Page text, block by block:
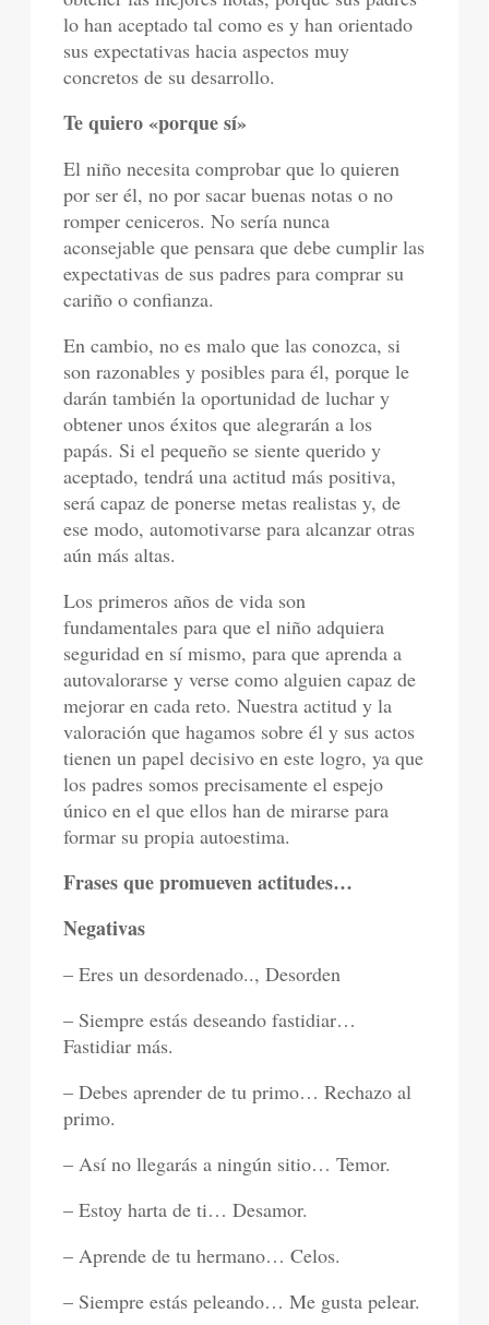
lo han aceptado tal como es y han orientado
sus expectativas hacia aspectos muy
concretos de su desarrollo.
Te quiero «porque sí»
El niño necesita comprobar que lo quieren
por ser él, no por sacar buenas notas o no
romper ceniceros. No sería nunca
aconsejable que pensara que debe cumplir las
expectativas de sus padres para comprar su
cariño o confianza.
En cambio, no es malo que las conozca, si
son razonables y posibles para él, porque le
darán también la oportunidad de luchar y
obtener unos éxitos que alegrarán a los
papás. Si el pequeño se siente querido y
aceptado, tendrá una actitud más positiva,
será capaz de ponerse metas realistas y, de
ese modo, automotivarse para alcanzar otras
aún más altas.
Los primeros años de vida son
fundamentales para que el niño adquiera
seguridad en sí mismo, para que aprenda a
autovalorarse y verse como alguien capaz de
mejorar en cada reto. Nuestra actitud y la
valoración que hagamos sobre él y sus actos
tienen un papel decisivo en este logro, ya que
los padres somos precisamente el espejo
único en el que ellos han de mirarse para
formar su propia autoestima.
Frases que promueven actitudes…
Negativas
– Eres un desordenado.., Desorden
– Siempre estás deseando fastidiar…
Fastidiar más.
– Debes aprender de tu primo… Rechazo al
primo.
– Así no llegarás a ningún sitio… Temor.
– Estoy harta de ti… Desamor.
– Aprende de tu hermano… Celos.
– Siempre estás peleando… Me gusta pelear.